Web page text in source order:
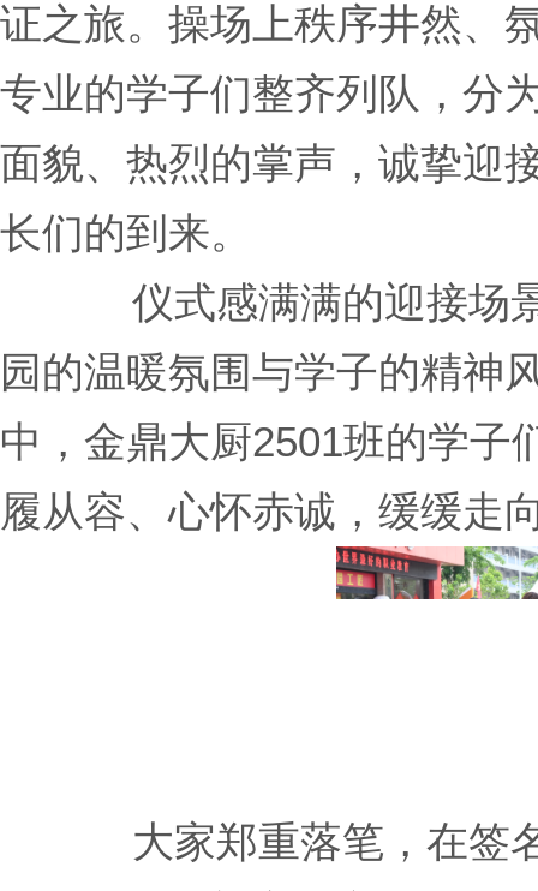
证之旅。操场上秩序井然、
专业的学子们整齐列队，分
面貌、热烈的掌声，诚挚迎
长们的到来。
仪式感满满的迎接场
园的温暖氛围与学子的精神
中，金鼎大厨2501班的学子
履从容、心怀赤诚，缓缓走
大家郑重落笔，在签